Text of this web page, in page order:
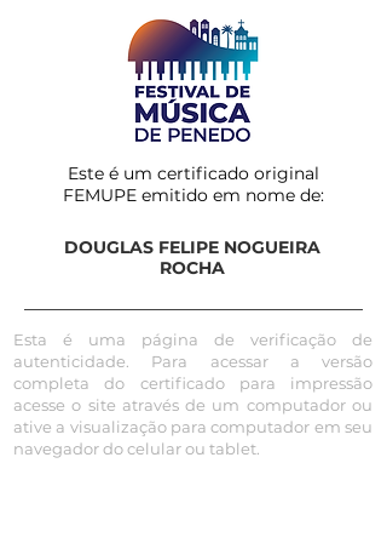
Este é um certificado original
FEMUPE emitido em nome de:
DOUGLAS FELIPE NOGUEIRA
ROCHA
Esta é uma página de verificação de
autenticidade. Para acessar a versão
completa do certificado para impressão
acesse o site através de um computador ou
ative a visualização para computador em seu
navegador do celular ou tablet.